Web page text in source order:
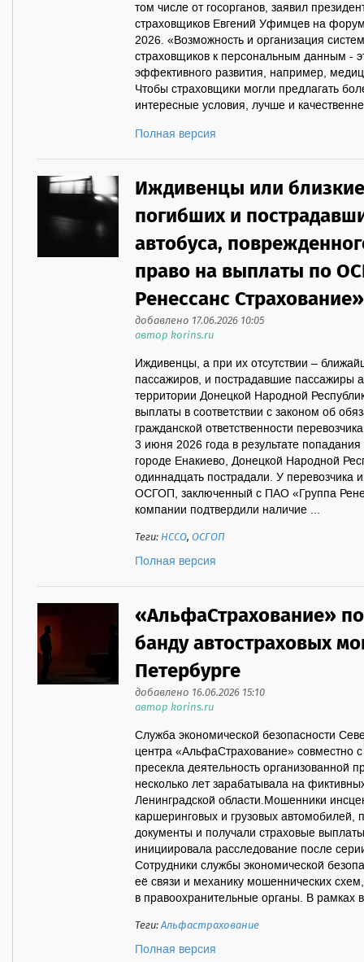
том числе от госорганов, заявил
страховщиков Евгений Уфимцев на
2026. «Возможность и организация
страховщиков к персональным данным -
эффективного развития, например,
Чтобы страховщики могли предлагать
интересные условия, лучше и
Полная версия
Иждивенцы или
погибших и
автобуса,
право на выплаты по
Ренессанс Страхование»
добавлено 17.06.2026 10:05
автор korins.ru
Иждивенцы, а при их отсутствии –
пассажиров, и пострадавшие пассажиры
территории Донецкой Народной
выплаты в соответствии с законом об
гражданской ответственности
3 июня 2026 года в результате
городе Енакиево, Донецкой Народной
одиннадцать пострадали. У перевозчика
ОСГОП, заключенный с ПАО «Группа
компании подтвердили наличие ...
Теги:НССО,ОСГОП
Полная версия
«АльфаСтрахование»
банду автостраховых
Петербурге
добавлено 16.06.2026 15:10
автор korins.ru
Служба экономической безопасности
центра «АльфаСтрахование» совместно
пресекла деятельность организованной
несколько лет зарабатывала на
Ленинградской области.Мошенники
каршеринговых и грузовых
документы и получали страховые
инициировала расследование после
Сотрудники службы экономической
её связи и механику мошеннических
в правоохранительные органы. В
Теги:Альфастрахование
Полная версия